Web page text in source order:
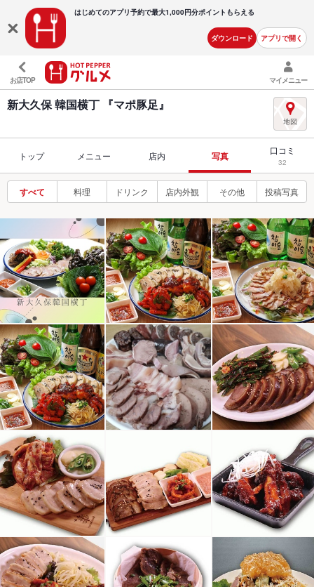
はじめてのアプリ予約で最大1,000円分ポイントもらえる
ダウンロード アプリで開く
お店TOP マイメニュー
新大久保 韓国横丁 『マポ豚足』
トップ メニュー 店内 写真 口コミ
32
すべて 料理 ドリンク 店内外観 その他 投稿写真